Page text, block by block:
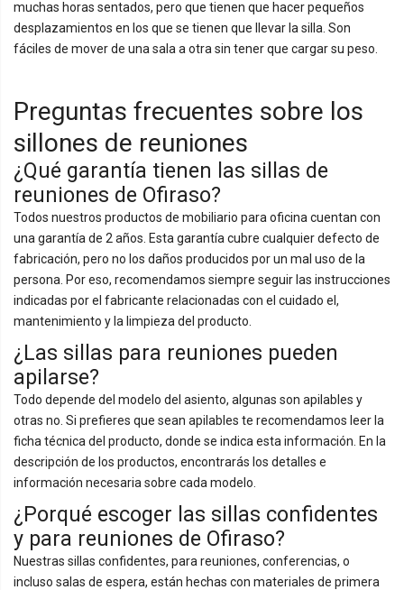
muchas horas sentados, pero que tienen que hacer pequeños
desplazamientos en los que se tienen que llevar la silla. Son
fáciles de mover de una sala a otra sin tener que cargar su peso.
Preguntas frecuentes sobre los
sillones de reuniones
¿Qué garantía tienen las sillas de
reuniones de Ofiraso?
Todos nuestros productos de mobiliario para oficina cuentan con
una garantía de 2 años. Esta garantía cubre cualquier defecto de
fabricación, pero no los daños producidos por un mal uso de la
persona. Por eso, recomendamos siempre seguir las instrucciones
indicadas por el fabricante relacionadas con el cuidado el,
mantenimiento y la limpieza del producto.
¿Las sillas para reuniones pueden
apilarse?
Todo depende del modelo del asiento, algunas son apilables y
otras no. Si prefieres que sean apilables te recomendamos leer la
ficha técnica del producto, donde se indica esta información. En la
descripción de los productos, encontrarás los detalles e
información necesaria sobre cada modelo.
¿Porqué escoger las sillas confidentes
y para reuniones de Ofiraso?
Nuestras sillas confidentes, para reuniones, conferencias, o
incluso salas de espera, están hechas con materiales de primera